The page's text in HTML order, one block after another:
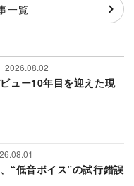
一覧
2026.08.02
ュー10年目を迎えた現
“低音ボイス”の試行錯誤